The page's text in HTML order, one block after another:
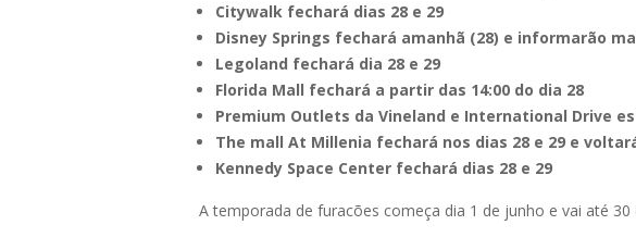
Citywalk fechará dias 28 e 29
Disney Springs fechará amanhã (28) e informarão
Legoland fechará dia 28 e 29
Florida Mall fechará a partir das 14:00 do dia 28
Premium Outlets da Vineland e International Drive
The mall At Millenia fechará nos dias 28 e 29 e
Kennedy Space Center fechará dias 28 e 29
A temporada de furacões começa dia 1 de junho e vai até